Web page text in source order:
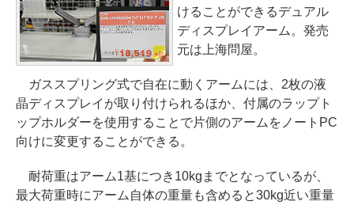
けることができるデュアル
ディスプレイアーム。発売
元は上海問屋。
ガススプリング式で自在に動くアームには、2枚の液
晶ディスプレイが取り付けられるほか、付属のラップト
ップホルダーを使用することで片側のアームをノートPC
向けに変更することができる。
耐荷重はアーム1基につき10kgまでとなっているが、
最大荷重時にアーム自体の重量も含めると30kg近い重量